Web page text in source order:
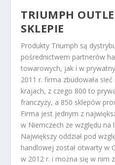
TRIUMPH
SKLEPIE
Produkty Triumph są
pośrednictwem partnerów
towarowych, jak i w
2011 r. firma zbudowała
krajach, z czego 800 to
franczyzy, a 850 sklepów
Firma jest jednym z
w Niemczech ze względu na
Największy oddział pod
handlowej został otwarty w
w 2012 r. i można się w nim